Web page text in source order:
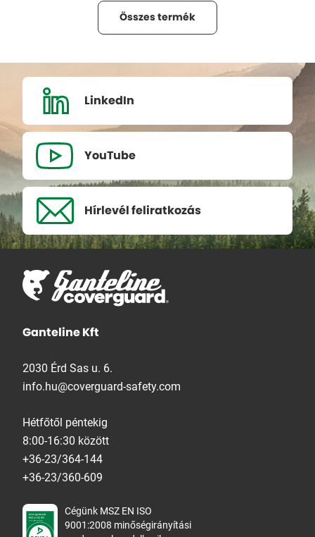
Összes termék
LinkedIn
YouTube
Hírlevél feliratkozás
Ganteline Kft
2030 Érd Sas u. 6.
info.hu@coverguard-safety.com
Hétfőtől péntekig
8:00-16:30 között
+36-23/364-144
+36-23/360-609
Cégünk MSZ EN ISO
9001:2008 minőségirányítási